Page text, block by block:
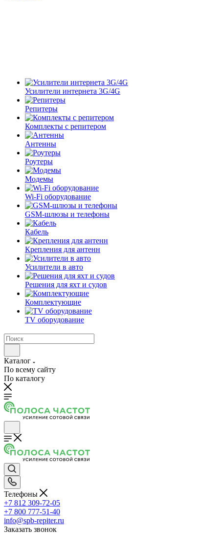
Усилители интернета 3G/4G
Репитеры
Комплекты с репитером
Антенны
Роутеры
Модемы
Wi-Fi оборудование
GSM-шлюзы и телефоны
Кабель
Крепления для антенн
Усилители в авто
Решения для яхт и судов
Комплектующие
TV оборудование
Каталог
По всему сайту
По каталогу
Телефоны
+7 812 309-72-05
+7 800 777-51-40
info@spb-repiter.ru
Заказать звонок